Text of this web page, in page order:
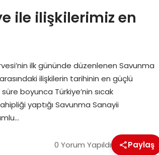
ile ilişkilerimiz en
ilk gününde düzenlenen Savunma
ilişkilerin tarihinin en güçlü
boyunca Türkiye’nin sıcak
yaptığı Savunma Sanayii
0 Yorum Yapıldı Paylaş